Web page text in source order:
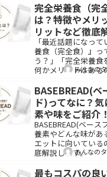
完全栄養食（完
は？特徴やメリ
リットなど徹底
「最近話題になっ
養食（完全食）』っ
う？」「完全栄養食
何かメリットはある
ると思います。完全
維持するために必
べて含んだ食品のこ
みんなの
BASEBREAD(ベ
ド)ってなに？
素や味をご紹介！
BASEBREAD(ベース
養素やどんな味があ
エットに向いている
底解説します。みんなの
最もコスパの良